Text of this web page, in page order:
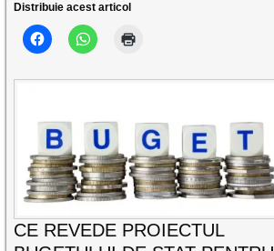
Distribuie acest articol
CE REVEDE PROIECTUL